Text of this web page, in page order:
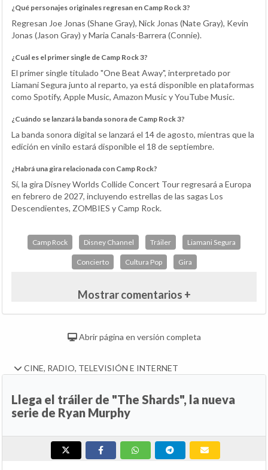
¿Qué personajes originales regresan en Camp Rock 3?
Regresan Joe Jonas (Shane Gray), Nick Jonas (Nate Gray), Kevin
Jonas (Jason Gray) y Maria Canals-Barrera (Connie).
¿Cuál es el primer single de Camp Rock 3?
El primer single titulado "One Beat Away", interpretado por
Liamani Segura junto al reparto, ya está disponible en plataformas
como Spotify, Apple Music, Amazon Music y YouTube Music.
¿Cuándo se lanzará la banda sonora de Camp Rock 3?
La banda sonora digital se lanzará el 14 de agosto, mientras que la
edición en vinilo estará disponible el 18 de septiembre.
¿Habrá una gira relacionada con Camp Rock?
Sí, la gira Disney Worlds Collide Concert Tour regresará a Europa
en febrero de 2027, incluyendo estrellas de las sagas Los
Descendientes, ZOMBIES y Camp Rock.
Camp Rock Disney Channel Tráiler Liamani Segura
Concierto Cultura Pop Gira
Mostrar comentarios +
Abrir página en versión completa
CINE, RADIO, TELEVISIÓN E INTERNET
Llega el tráiler de "The Shards", la nueva
serie de Ryan Murphy